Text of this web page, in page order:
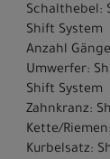
Schalthebel:
Shift System
Anzahl
Umwerfer:
Shift System
Zahnkranz:
Kette/Riemen:
Kurbelsatz: